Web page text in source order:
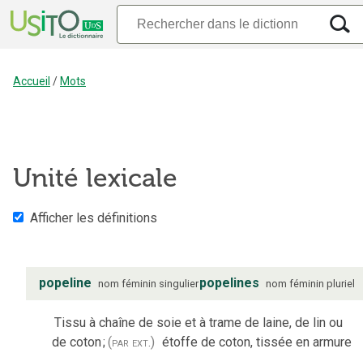
Accueil / Mots
Unité lexicale
Afficher les définitions
popeline nom féminin singulierpopelines nom féminin pluriel
Tissu à chaîne de soie et à trame de laine, de lin ou
de coton;(par ext.) étoffe de coton, tissée en armure